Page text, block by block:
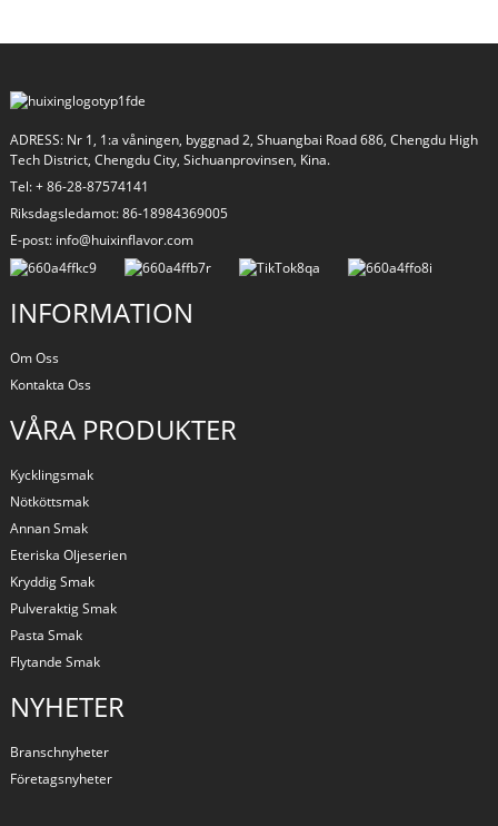
ADRESS: Nr 1, 1:a våningen, byggnad 2, Shuangbai Road 686, Chengdu High
Tech District, Chengdu City, Sichuanprovinsen, Kina.
Tel: + 86-28-87574141
Riksdagsledamot: 86-18984369005
E-post: info@huixinflavor.com
INFORMATION
Om Oss
Kontakta Oss
VÅRA PRODUKTER
Kycklingsmak
Nötköttsmak
Annan Smak
Eteriska Oljeserien
Kryddig Smak
Pulveraktig Smak
Pasta Smak
Flytande Smak
NYHETER
Branschnyheter
Företagsnyheter